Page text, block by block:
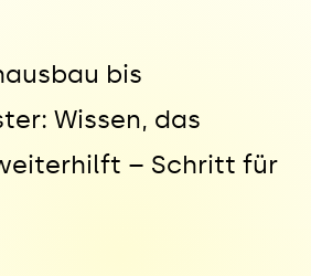
bis
Wissen, das
– Schritt für